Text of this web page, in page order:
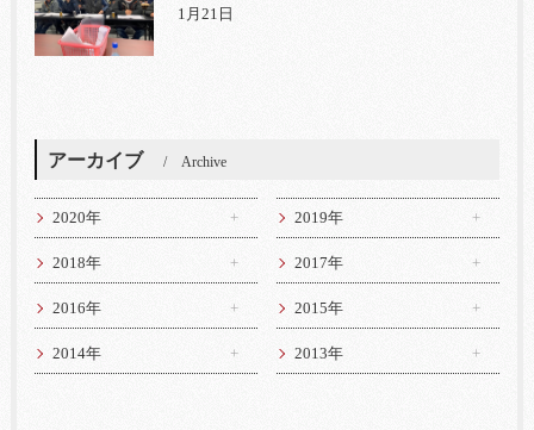
1月21日
アーカイブ Archive
2020年 2019年
2018年 2017年
2016年 2015年
2014年 2013年